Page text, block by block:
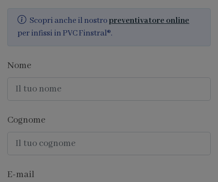
Scopri anche il nostropreventivatore online
per infissi in PVC Finstral®.
Nome
Cognome
E-mail